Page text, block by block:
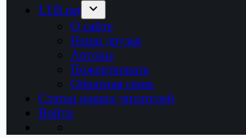
LTB.net
О сайте
Наши друзья
Авторы
Пожертвовать
Обратная связь
Статьи наших читателей
Войти